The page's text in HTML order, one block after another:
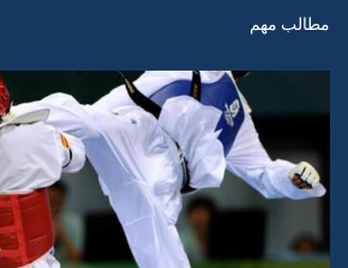
مطالب مهم